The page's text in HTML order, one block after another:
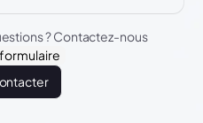
? Contactez-nous